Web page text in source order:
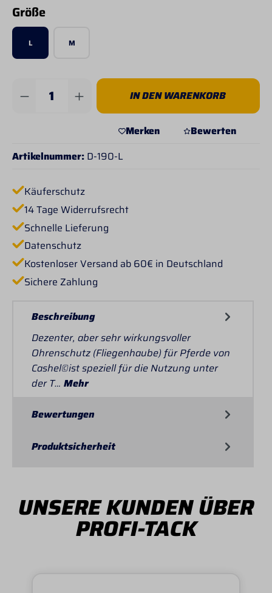
Größeauswählen
L M
Produkt Anzahl: Gib den gewünschten
IN DEN WARENKORB
Merken
Bewerten
Artikelnummer: D-190-L
Käuferschutz
14 Tage Widerrufsrecht
Schnelle Lieferung
Datenschutz
Kostenloser Versand ab 60€ in Deutschland
Sichere Zahlung
Beschreibung
Dezenter, aber sehr wirkungsvoller
Ohrenschutz (Fliegenhaube) für Pferde von
Cashel©ist speziell für die Nutzung unter
der T… Mehr
Bewertungen
Produktsicherheit
UNSERE KUNDEN ÜBER
PROFI-TACK